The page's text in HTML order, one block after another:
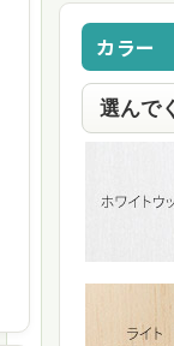
カラー